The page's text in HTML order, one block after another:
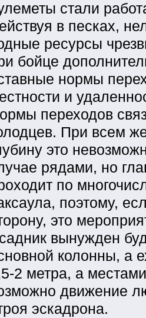
стали
в песках,
ресурсы
бойце
нормы
и
переходов
При всем
это
рядами, но
по
поэтому,
это
вынужден
колонны, а
2 метра, а
движение
эскадрона.